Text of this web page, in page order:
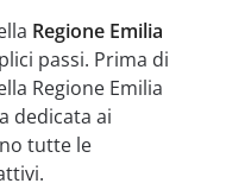
Regione Emilia
passi. Prima di
Regione Emilia
dedicata ai
tutte le